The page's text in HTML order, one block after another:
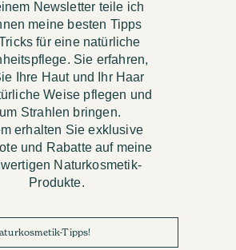
Newsletter teile ich
meine besten Tipps
für eine natürliche
Sie erfahren,
Ihre Haut und Ihr Haar
Weise pflegen und
Strahlen bringen.
erhalten Sie exklusive
und Rabatte auf meine
Naturkosmetik-
Produkte.
Tipps!